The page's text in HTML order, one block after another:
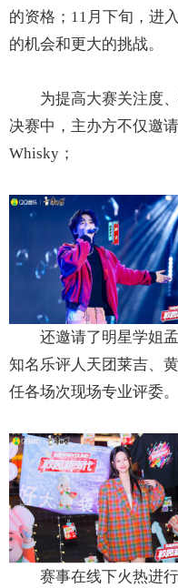
的资格；11月下旬，进
的机会和更大的挑战。
为提高大赛关注度
决赛中，主办方不仅邀
Whisky；
还邀请了明星学姐
知名乐评人天团莱吉、
任各场次现场专业评委。
赛事在线下火热进